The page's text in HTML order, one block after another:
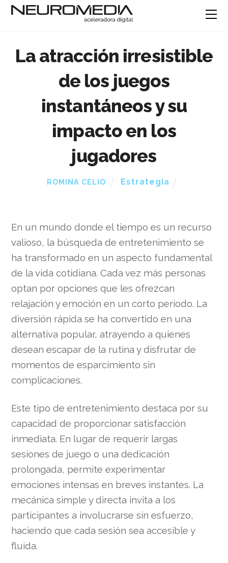
La atracción irresistible
de los juegos
instantáneos y su
impacto en los
jugadores
ROMINA CELIO Estrategia
En un mundo donde el tiempo es un recurso
valioso, la búsqueda de entretenimiento se
ha transformado en un aspecto fundamental
de la vida cotidiana. Cada vez más personas
optan por opciones que les ofrezcan
relajación y emoción en un corto periodo. La
diversión rápida se ha convertido en una
alternativa popular, atrayendo a quienes
desean escapar de la rutina y disfrutar de
momentos de esparcimiento sin
complicaciones.
Este tipo de entretenimiento destaca por su
capacidad de proporcionar satisfacción
inmediata. En lugar de requerir largas
sesiones de juego o una dedicación
prolongada, permite experimentar
emociones intensas en breves instantes. La
mecánica simple y directa invita a los
participantes a involucrarse sin esfuerzo,
haciendo que cada sesión sea accesible y
fluida.